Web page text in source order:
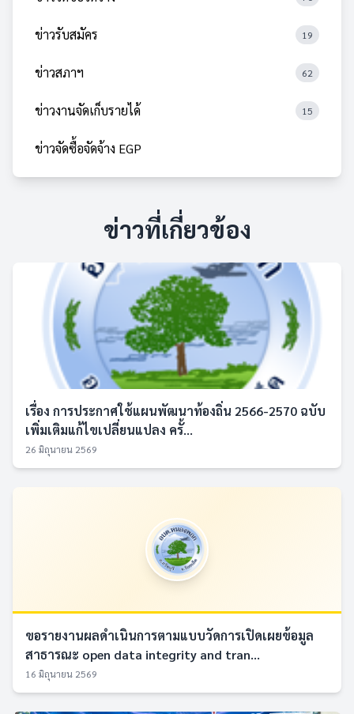
ข่าวรับสมัคร 19
ข่าวสภาฯ 62
ข่าวงานจัดเก็บรายได้ 15
ข่าวจัดซื้อจัดจ้าง EGP
ข่าวที่เกี่ยวข้อง
เรื่อง การประกาศใช้แผนพัฒนาท้องถิ่น 2566-2570 ฉบับ
เพิ่มเติมแก้ไขเปลี่ยนแปลง ครั้...
26 มิถุนายน 2569
ขอรายงานผลดำเนินการตามแบบวัดการเปิดเผยข้อมูล
สาธารณะ open data integrity and tran...
16 มิถุนายน 2569